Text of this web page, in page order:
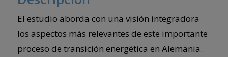
El estudio aborda con una visión integradora
los aspectos más relevantes de este importante
proceso de transición energética en Alemania.